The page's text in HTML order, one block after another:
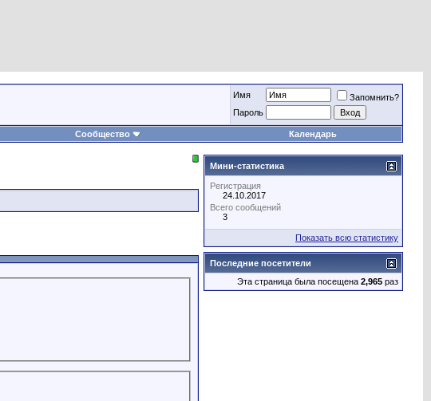
Имя
Запомнить?
Пароль
Сообщество Календарь
Мини-статистика
Регистрация
24.10.2017
Всего сообщений
3
Показать всю статистику
Последние посетители
Эта страница была посещена 2,965 раз